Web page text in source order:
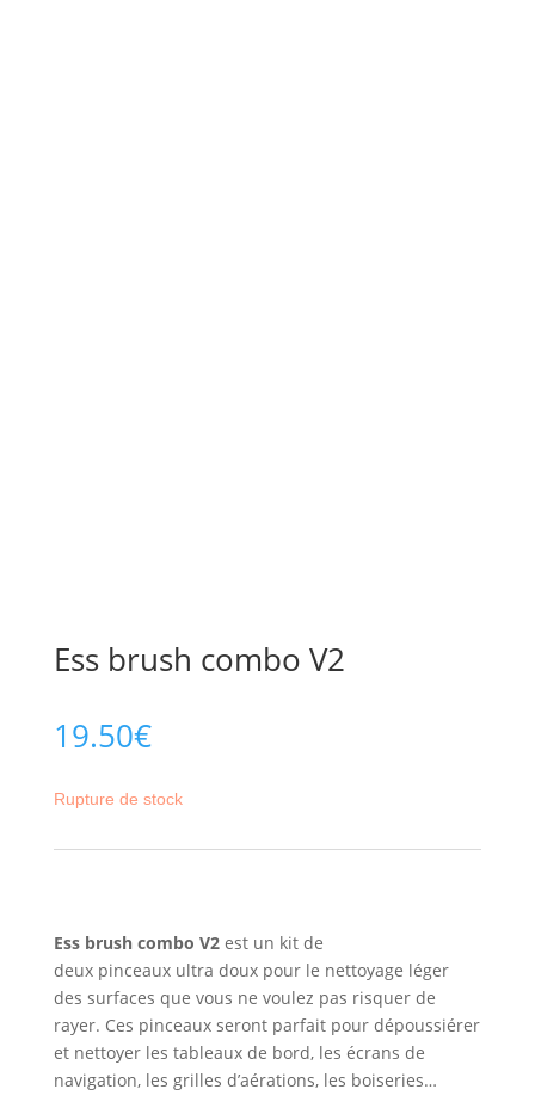
Ess brush combo V2
19.50€
Rupture de stock
Ess brush combo V2 est un kit de
deux pinceaux ultra doux pour le nettoyage léger
des surfaces que vous ne voulez pas risquer de
rayer. Ces pinceaux seront parfait pour dépoussiérer
et nettoyer les tableaux de bord, les écrans de
navigation, les grilles d’aérations, les boiseries…